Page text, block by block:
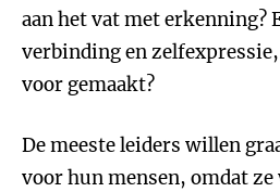
aan het vat met erkenning?
verbinding en
voor gemaakt?
De meeste leiders willen
voor hun mensen, omdat ze